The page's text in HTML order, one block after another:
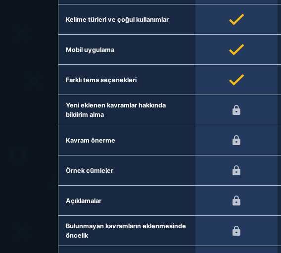
Kelime türleri ve çoğul kullanımlar
Mobil uygulama
Farklı tema seçenekleri
Yeni eklenen kavramlar hakkında
bildirim alma
Kavram önerme
Örnek cümleler
Açıklamalar
Bulunmayan kavramların eklenmesinde
öncelik